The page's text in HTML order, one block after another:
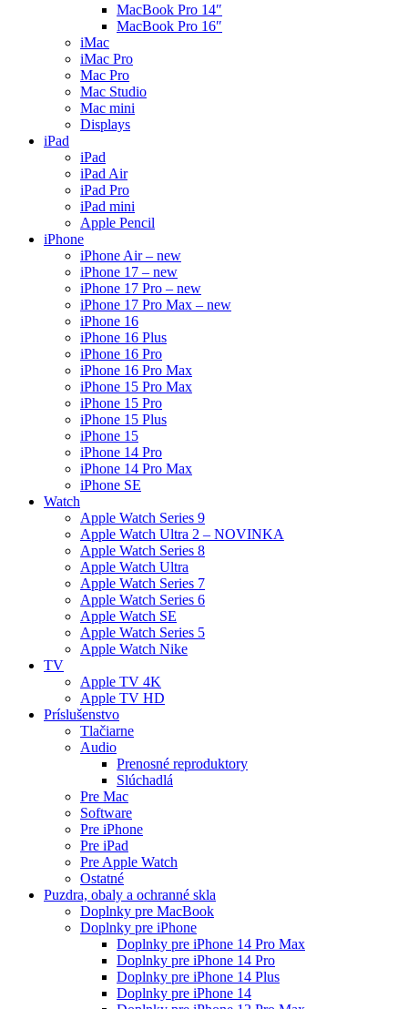
MacBook Pro 14″
MacBook Pro 16″
iMac
iMac Pro
Mac Pro
Mac Studio
Mac mini
Displays
iPad
iPad
iPad Air
iPad Pro
iPad mini
Apple Pencil
iPhone
iPhone Air – new
iPhone 17 – new
iPhone 17 Pro – new
iPhone 17 Pro Max – new
iPhone 16
iPhone 16 Plus
iPhone 16 Pro
iPhone 16 Pro Max
iPhone 15 Pro Max
iPhone 15 Pro
iPhone 15 Plus
iPhone 15
iPhone 14 Pro
iPhone 14 Pro Max
iPhone SE
Watch
Apple Watch Series 9
Apple Watch Ultra 2 – NOVINKA
Apple Watch Series 8
Apple Watch Ultra
Apple Watch Series 7
Apple Watch Series 6
Apple Watch SE
Apple Watch Series 5
Apple Watch Nike
TV
Apple TV 4K
Apple TV HD
Príslušenstvo
Tlačiarne
Audio
Prenosné reproduktory
Slúchadlá
Pre Mac
Software
Pre iPhone
Pre iPad
Pre Apple Watch
Ostatné
Puzdra, obaly a ochranné skla
Doplnky pre MacBook
Doplnky pre iPhone
Doplnky pre iPhone 14 Pro Max
Doplnky pre iPhone 14 Pro
Doplnky pre iPhone 14 Plus
Doplnky pre iPhone 14